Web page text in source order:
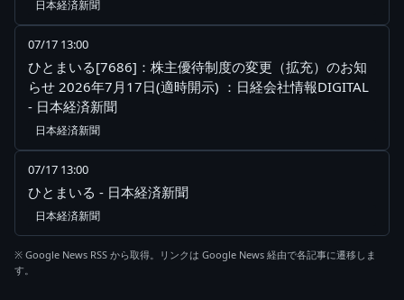
日本経済新聞
07/17 13:00
ひとまいる[7686]：株主優待制度の変更（拡充）のお知
らせ 2026年7月17日(適時開示) ：日経会社情報DIGITAL
- 日本経済新聞
日本経済新聞
07/17 13:00
ひとまいる - 日本経済新聞
日本経済新聞
※ Google News RSS から取得。リンクは Google News 経由で各記事に遷移しま
す。